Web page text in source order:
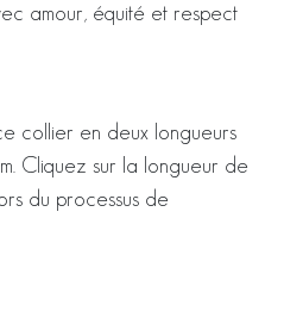
amour, équité et respect
collier en deux longueurs
Cliquez sur la longueur de
du processus de